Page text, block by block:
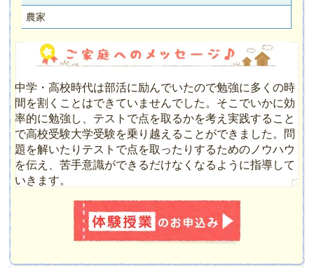
農家
中学・高校時代は部活に励んでいたので勉強に多くの時
間を割くことはできていませんでした。そこでいかに効
率的に勉強し、テストで点を取るかを考え実践すること
で高校受験大学受験を乗り越えることができました。問
題を解いたりテストで点を取ったりするためのノウハウ
を伝え、苦手意識ができるだけなくなるように指導して
いきます。